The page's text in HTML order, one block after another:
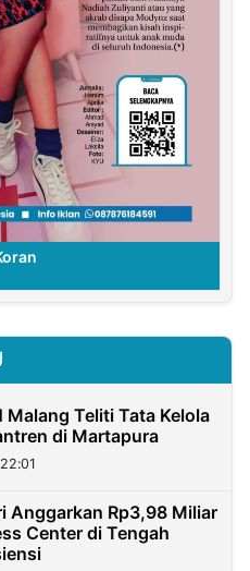
Malang Teliti Tata Kelola
di Martapura
Anggarkan Rp3,98 Miliar
Center di Tengah